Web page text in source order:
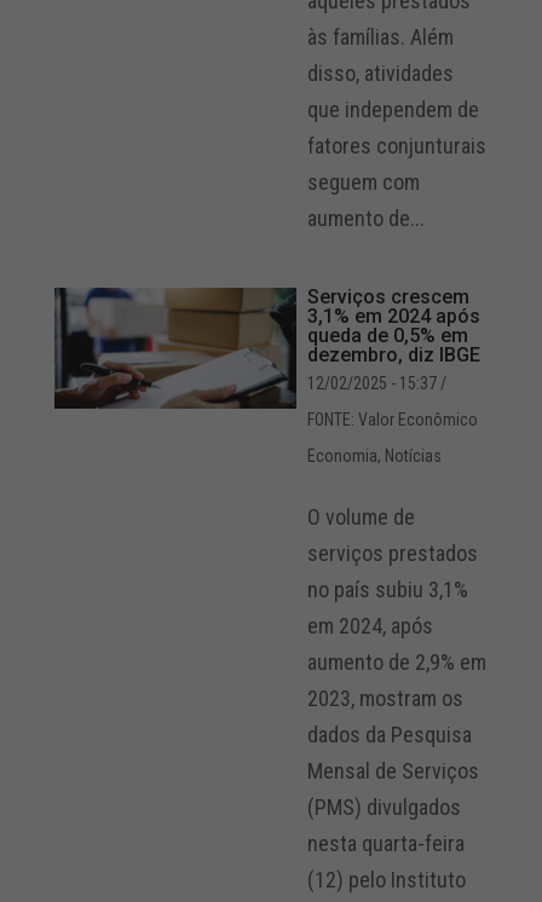
às famílias. Além
disso, atividades
que independem de
fatores conjunturais
seguem com
aumento de...
Serviços crescem
3,1% em 2024 após
queda de 0,5% em
dezembro, diz IBGE
12/02/2025 - 15:37/
FONTE: Valor Econômico
Economia, Notícias
O volume de
serviços prestados
no país subiu 3,1%
em 2024, após
aumento de 2,9% em
2023, mostram os
dados da Pesquisa
Mensal de Serviços
(PMS) divulgados
nesta quarta-feira
(12) pelo Instituto